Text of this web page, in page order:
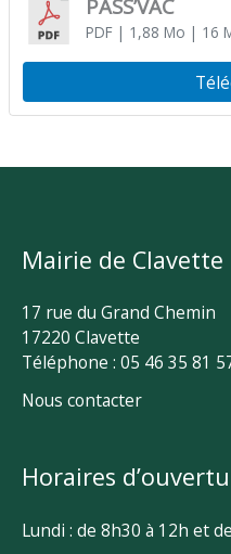
PASS’VAC
PDF| 1,88 Mo | 16
Mairie de Clavette
17 rue du Grand Chemin
17220 Clavette
Téléphone : 05 46 35 81
Nous contacter
Horaires
Lundi : de 8h30 à 12h et